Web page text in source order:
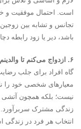
است. احتمال موفقیت و
تجانس و تشابه بین
باشد، دیر یا زود رابطه
۶. ازدواج می‌کنم تا والدینم از من راضی باشند
گاه افراد برای جلب
معیارهای شخصی خود را
نیست؛ بلکه همچون
زندگی مشترک
انتخاب هر فرد در زندگی